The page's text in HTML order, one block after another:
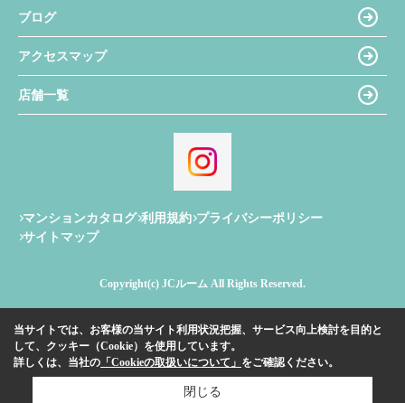
ブログ
アクセスマップ
店舗一覧
マンションカタログ 利用規約 プライバシーポリシー
サイトマップ
Copyright(c) JCルーム All Rights Reserved.
当サイトでは、お客様の当サイト利用状況把握、サービス向上検討を目的と
して、クッキー（Cookie）を使用しています。
詳しくは、当社の 「Cookieの取扱いについて」 をご確認ください。
閉じる